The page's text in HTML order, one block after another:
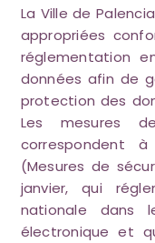
La Ville de
appropriées
réglementation
données afin de
protection des
Les mesures
correspondent
(Mesures de
janvier, qui
nationale dans
électronique et